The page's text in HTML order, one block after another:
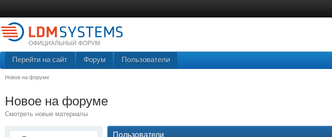
Перейти на сайт Форум Пользователи
Новое на форуме
Новое на форуме
Смотреть новые материалы
Пользователи